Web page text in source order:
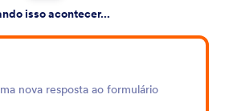
isso acontecer...
nova resposta ao formulário